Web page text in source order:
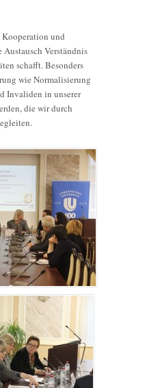
Kooperation und
Austausch Verständnis
schafft. Besonders
wie Normalisierung
Invaliden in unserer
die wir durch